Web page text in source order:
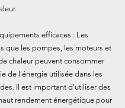
efficaces : Les
que les pompes, les moteurs et
chaleur peuvent consommer
de l'énergie utilisée dans les
Il est important d'utiliser des
rendement énergétique pour